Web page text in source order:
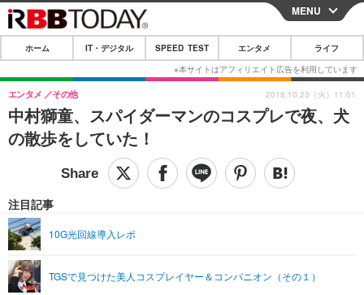
CLOSE
ホーム
IT・デジタル
IT・デジタルTOP スマートフォン
ショッピング その他
SPEED TEST
エンタメTOP 映画・ドラマ
グラビア ブログ
ライフTOP
リリース一覧
プッシュ通知の停止方法
MENU
ホーム IT・デジタル SPEED TEST エンタメ ライフ
中村獅童、スパイダーマンのコスプレで夜、犬
の散歩をしていた！
エンタメ その他
注目記事
10G光回線導入レポ
TGSで見つけた美人コスプレイヤー＆コンパニオン（その１）
2018.10.23（火）11:01